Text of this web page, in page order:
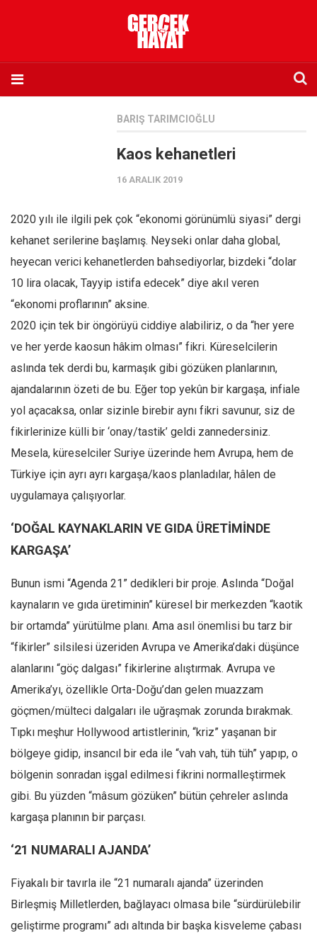
Eksik sayıların temini
Sosyal Medya
Twitter
Facebook
Instagram
YouTube
Editörden
Kemal Özer
Mahmut Toptaş
Yvonne Ridley
Hasanali Yıldırım
Leyla Şerif Emin
Selçuk Türkyılmaz
Amina S. Jenenkovic
Bağdagül Öz
Esra Elönü
» Yazar arşivi
Bu Sayı
Tüm Sayılar
Kategoriler
Kültür Sanat
Kitap
Karisi kitap sualleri
BARIŞ TARIMCIOĞLU
Kaos kehanetleri
16 ARALIK 2019
2020 yılı ile ilgili pek çok “ekonomi görünümlü siyasi” dergi
kehanet serilerine başlamış. Neyseki onlar daha global,
heyecan verici kehanetlerden bahsediyorlar, bizdeki “dolar
10 lira olacak, Tayyip istifa edecek” diye akıl veren
“ekonomi proflarının” aksine.
2020 için tek bir öngörüyü ciddiye alabiliriz, o da “her yere
ve her yerde kaosun hâkim olması” fikri. Küreselcilerin
aslında tek derdi bu, karmaşık gibi gözüken planlarının,
ajandalarının özeti de bu. Eğer top yekûn bir kargaşa, infiale
yol açacaksa, onlar sizinle birebir aynı fikri savunur, siz de
fikirlerinize külli bir ‘onay/tastik’ geldi zannedersiniz.
Mesela, küreselciler Suriye üzerinde hem Avrupa, hem de
Türkiye için ayrı ayrı kargaşa/kaos planladılar, hâlen de
uygulamaya çalışıyorlar.
‘DOĞAL KAYNAKLARIN VE GIDA ÜRETİMİNDE
KARGAŞA’
Bunun ismi “Agenda 21” dedikleri bir proje. Aslında “Doğal
kaynaların ve gıda üretiminin” küresel bir merkezden “kaotik
bir ortamda” yürütülme planı. Ama asıl önemlisi bu tarz bir
“fikirler” silsilesi üzeriden Avrupa ve Amerika’daki düşünce
alanlarını “göç dalgası” fikirlerine alıştırmak. Avrupa ve
Amerika’yı, özellikle Orta-Doğu’dan gelen muazzam
göçmen/mülteci dalgaları ile uğraşmak zorunda bırakmak.
Tıpkı meşhur Hollywood artistlerinin, “kriz” yaşanan bir
bölgeye gidip, insancıl bir eda ile “vah vah, tüh tüh” yapıp, o
bölgenin sonradan işgal edilmesi fikrini normalleştirmek
gibi. Bu yüzden “mâsum gözüken” bütün çehreler aslında
kargaşa planının bir parçası.
‘21 NUMARALI AJANDA’
Fiyakalı bir tavırla ile “21 numaralı ajanda” üzerinden
Birleşmiş Milletlerden, bağlayacı olmasa bile “sürdürülebilir
geliştirme programı” adı altında bir başka kisveleme çabası